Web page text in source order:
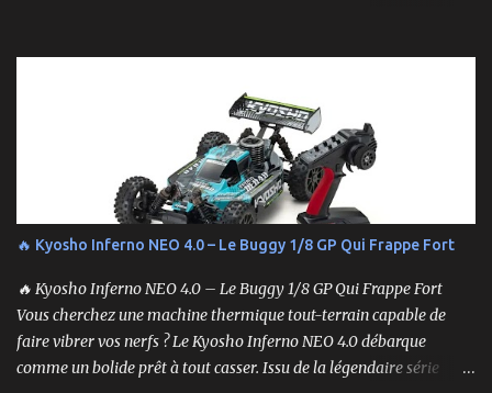
🔥 Kyosho Inferno NEO 4.0 – Le Buggy 1/8 GP Qui Frappe Fort
🔥 Kyosho Inferno NEO 4.0 – Le Buggy 1/8 GP Qui Frappe Fort
Vous cherchez une machine thermique tout-terrain capable de
faire vibrer vos nerfs ? Le Kyosho Inferno NEO 4.0 débarque
comme un bolide prêt à tout casser. Issu de la légendaire série